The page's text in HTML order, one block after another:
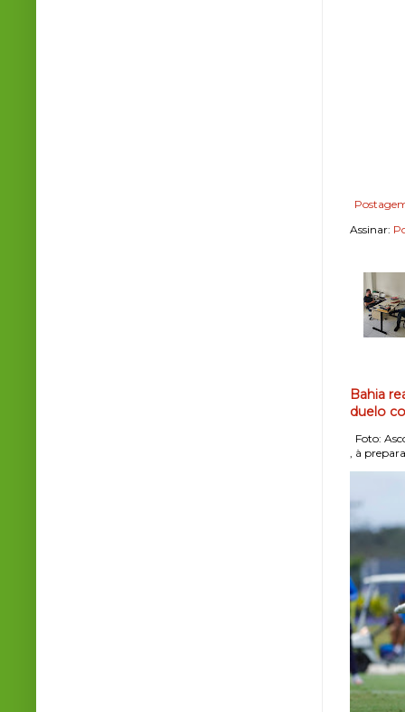
Assinar:
Bahia
duelo
Foto:
, à